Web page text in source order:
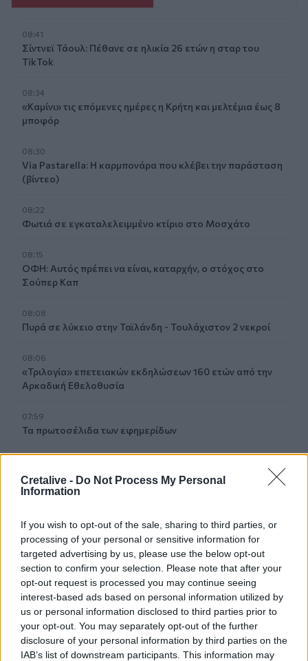
Cretalive - Do Not Process My Personal
Information
If you wish to opt-out of the sale, sharing to third parties, or
processing of your personal or sensitive information for
targeted advertising by us, please use the below opt-out
section to confirm your selection. Please note that after your
opt-out request is processed you may continue seeing
interest-based ads based on personal information utilized by
us or personal information disclosed to third parties prior to
your opt-out. You may separately opt-out of the further
disclosure of your personal information by third parties on the
IAB’s list of downstream participants. This information may
08:41
Σίντνεϊ Τάουλ: Πέθανε σε ηλικία 26 ετών η σταρ του
TikTok
08:34
«Καμίνι» τις επόμενες ημέρες η Κρήτη και μελτέμια έως 8
μποφόρ
08:30
Via Pastarella: Η καρμπονάρα που κλέβει την παράσταση
(βίντεο)
08:22
Φωτιά σε εγκαταλελειμμένο κτίριο στο Μοσχάτο
08:15
ΟΦΗ: Αυτός πρέπει να είναι, καταρχήν, ο στόχος στο
Σούπερ Καπ
08:08
Πυρά σε λύκειο στην Ταϊλάνδη - Τουλάχιστον 2 νεκροί
08:06
«Τριλογία» επετειακών εκδηλώσεων 160 ετών από την
Αρκαδική Εθελοθυσία
07:59
Τα πρωτοσέλιδα των εφημερίδων
Σεισμός 5,8 βαθμών στις δυτικές Φιλιππίνες
Φωτιά τα ξημερώματα στη Σητεία - Η δεύτερη μέσα σε
ένα 24ωρο
07:37
Σαουδική Αραβία, Τουρκία και Πακιστάν υπογράφουν
αμυντική συμφωνία
07:31
Σήμερα η δεύτερη πληρωμή των δικαιούχων του
Λογαριασμού Αγροτικής Εστίας